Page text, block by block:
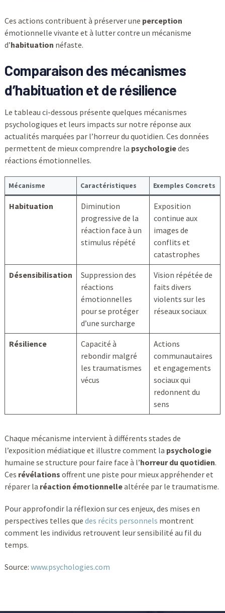
Ces actions contribuent à préserver une perception
émotionnelle vivante et à lutter contre un mécanisme
d’habituation néfaste.
Comparaison des mécanismes
d’habituation et de résilience
Le tableau ci-dessous présente quelques mécanismes
psychologiques et leurs impacts sur notre réponse aux
actualités marquées par l’horreur du quotidien. Ces données
permettent de mieux comprendre la psychologiedes
réactions émotionnelles.
Mécanisme Caractéristiques Exemples Concrets
Habituation
Diminution
progressive de la
réaction face à un
stimulus répété
Exposition
continue aux
images de
conflits et
catastrophes
Désensibilisation
Suppression des
réactions
émotionnelles
pour se protéger
d’une surcharge
Vision répétée de
faits divers
violents sur les
réseaux sociaux
Résilience
Capacité à
rebondir malgré
les traumatismes
vécus
Actions
communautaires
et engagements
sociaux qui
redonnent du
sens
Chaque mécanisme intervient à différents stades de
l’exposition médiatique et illustre comment la psychologie
humaine se structure pour faire face à l’horreur du quotidien.
Ces révélations offrent une piste pour mieux appréhender et
réparer la réaction émotionnellealtérée par le traumatisme.
Pour approfondir la réflexion sur ces enjeux, des mises en
perspectives telles que des récits personnels montrent
comment les individus retrouvent leur sensibilité au fil du
temps.
Source: www.psychologies.com